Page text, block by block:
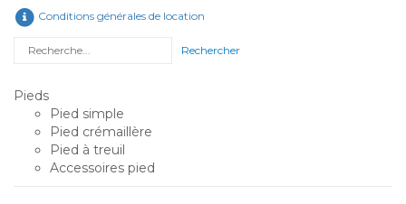
Conditions générales de location
Rechercher
Pieds
Pied simple
Pied crémaillère
Pied à treuil
Accessoires pied